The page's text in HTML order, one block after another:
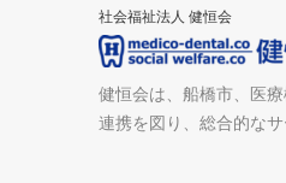
社会福祉法人 健恒会
健恒会は、船橋市、医
連携を図り、総合的な